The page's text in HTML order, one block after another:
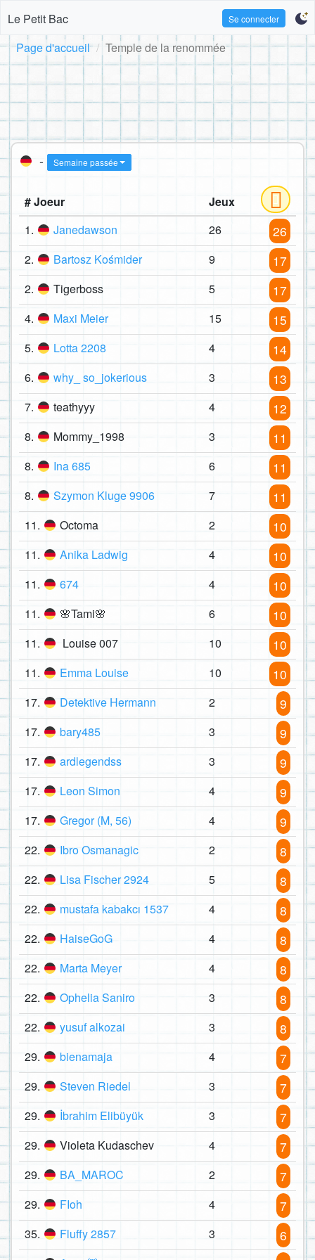
Le Petit Bac Se connecter
Page d'accueil Temple de la renommée
- Semaine passée
# Joeur
Jeux
1.
Janedawson 26 26
2. Bartosz Kośmider 9 17
2. Tigerboss 5 17
4. Maxi Meier 15 15
5. Lotta 2208 4 14
6. why_ so_jokerious 3 13
7. teathyyy 4 12
8. Mommy_1998 3 11
8. Ina 685 6 11
8. Szymon Kluge 9906 7 11
11. Octoma 2 10
11. Anika Ladwig 4 10
11. 674 4 10
11. 🌸Tami🌸 6 10
11. Louise 007 10 10
11. Emma Louise 10 10
17. Detektive Hermann 2 9
17. bary485 3 9
17. ardlegendss 3 9
17. Leon Simon 4 9
17. Gregor (M, 56) 4 9
22. Ibro Osmanagic 2 8
22. Lisa Fischer 2924 5 8
22. mustafa kabakcı 1537 4 8
22. HaiseGoG 4 8
22. Marta Meyer 4 8
22. Ophelia Saniro 3 8
22. yusuf alkozai 3 8
29. bienamaja 4 7
29. Steven Riedel 3 7
29. İbrahim Elibüyük 3 7
29. Violeta Kudaschev 4 7
29. BA_MAROC 2 7
29. FIoh 4 7
35. Fluffy 2857 3 6